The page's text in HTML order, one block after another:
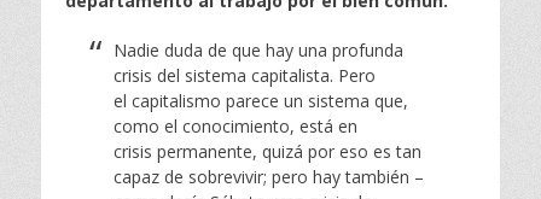
Nadie duda de que hay una profunda
crisis del sistema capitalista. Pero
el capitalismo parece un sistema que,
como el conocimiento, está en
crisis permanente, quizá por eso es tan
capaz de sobrevivir; pero hay también –